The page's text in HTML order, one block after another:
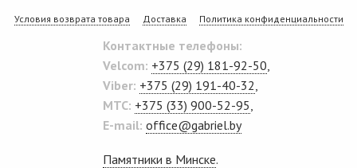
Условия возврата товара Доставка Политика конфиденциальности
Контактные телефоны:
Velcom: +375 (29) 181-92-50
Viber: +375 (29) 191-40-32
MTC: +375 (33) 900-52-95
E-mail: office@gabriel.by
Памятники в Минске.